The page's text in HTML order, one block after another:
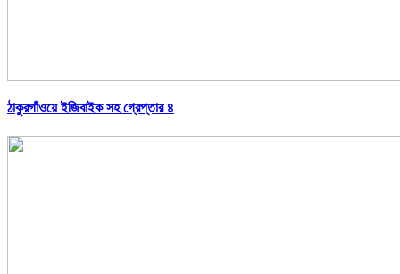
ঠাকুরগাঁওয়ে ইজিবাইক সহ গ্রেপ্তার ৪